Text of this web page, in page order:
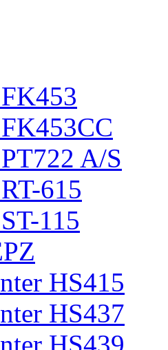
A/S
615
115
HS415
HS437
HS439